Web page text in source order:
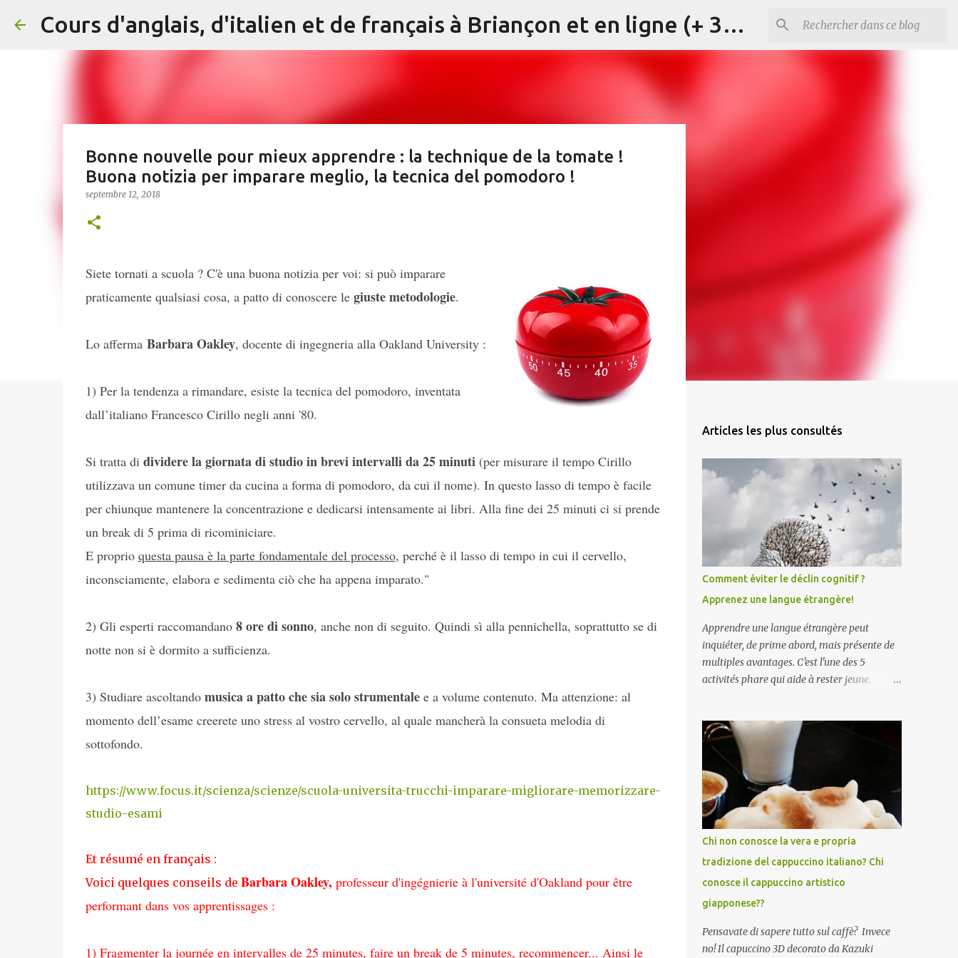
Accéder au contenu principal Cours d'anglais, d'italien et de français à Briançon et en ligne (+ 33) 06 29 15 20 83
Bonne nouvelle pour mieux apprendre : la technique de la tomate !
Buona notizia per imparare meglio, la tecnica del pomodoro !
septembre 12, 2018
Siete tornati a scuola ? C'è una buona notizia per voi: si può imparare
praticamente qualsiasi cosa, a patto di conoscere le giuste metodologie.
Lo afferma Barbara Oakley, docente di ingegneria alla Oakland University :
1) Per la tendenza a rimandare, esiste la tecnica del pomodoro, inventata
dall’italiano Francesco Cirillo negli anni '80.
Si tratta di dividere la giornata di studio in brevi intervalli da 25 minuti(per misurare il tempo Cirillo
utilizzava un comune timer da cucina a forma di pomodoro, da cui il nome). In questo lasso di tempo è facile
per chiunque mantenere la concentrazione e dedicarsi intensamente ai libri. Alla fine dei 25 minuti ci si prende
un break di 5 prima di ricominiciare.
E proprio questa pausa è la parte fondamentale del processo, perché è il lasso di tempo in cui il cervello,
inconsciamente, elabora e sedimenta ciò che ha appena imparato."
2) Gli esperti raccomandano 8 ore di sonno, anche non di seguito. Quindi sì alla pennichella, soprattutto se di
notte non si è dormito a sufficienza.
3) Studiare ascoltando musica a patto che sia solo strumentalee a volume contenuto. Ma attenzione: al
momento dell’esame creerete uno stress al vostro cervello, al quale mancherà la consueta melodia di
sottofondo.
https://www.focus.it/scienza/scienze/scuola-universita-trucchi-imparare-migliorare-memorizzare-
studio-esami
Et résumé en français :
Voici quelques conseils de Barbara Oakley, professeur d'ingégnierie à l'université d'Oakland pour être
performant dans vos apprentissages :
1) Fragmenter la journée en intervalles de 25 minutes, faire un break de 5 minutes, recommencer... Ainsi le
Articles les plus consultés
Comment éviter le déclin cognitif ?
Apprenez une langue étrangère!
Apprendre une langue étrangère peut
inquiéter, de prime abord, mais présente de
multiples avantages. C'est l'une des 5
activités phare qui aide à rester jeune.
susceptibles de développer des symptômes
de démence sénile et la maladie d'Alzheimer
. Apprendre une langue étrangère
améliorerait également la créativité . Par
ailleurs, une étude Ifop/Babbel prouve que
l’âge n’est pas une barrière pour apprendre
une langue étrangère /.../ 85 % des seniors
se disent encore capables d’apprendre une
langue étrangère, 91 % d’entre eux estiment
même que c’est l’une des meilleures façons
de rester alerte mentalement./...De plus i ls
avec les années. A lors, qu'attendez-vous
pour vous y mettre vous aussi?! Italiano,
Chi non conosce la vera e propria
tradizione del cappuccino italiano? Chi
conosce il cappuccino artistico
giapponese??
Pensavate di sapere tutto sul caffè? Invece
no! Il capuccino 3D decorato da Kazuki